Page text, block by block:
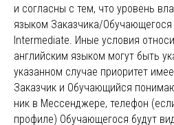
и согласны с тем, что уровень
языком Заказчика/
Intermediate. Иные условия
английским языком могут быть
указанном случае приоритет
Заказчик и Обучающийся
ник в Мессенджере, телефон
профиле) Обучающегося будут